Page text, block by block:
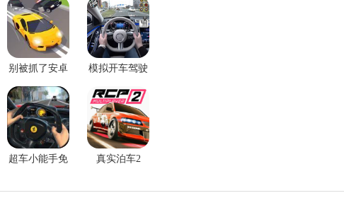
别被抓了安卓
版
模拟开车驾驶
训练手游
超车小能手免
真实泊车2